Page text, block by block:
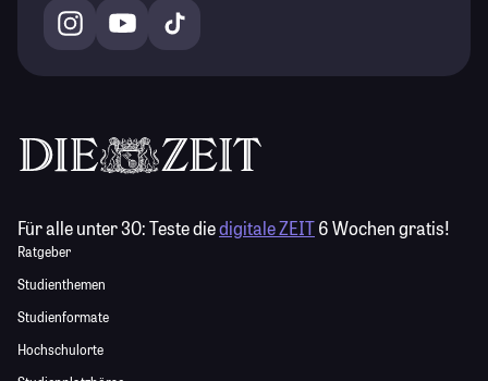
Für alle unter 30:Teste diedigitale ZEIT6 Wochen gratis!
Ratgeber
Studienthemen
Studienformate
Hochschulorte